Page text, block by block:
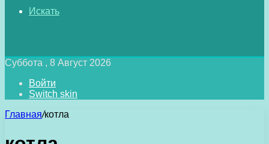
Искать
Суббота , 8 Август 2026
Войти
Switch skin
Главная/котла